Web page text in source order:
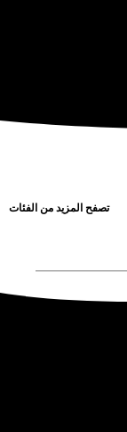
تصفح المزيد من الفئات